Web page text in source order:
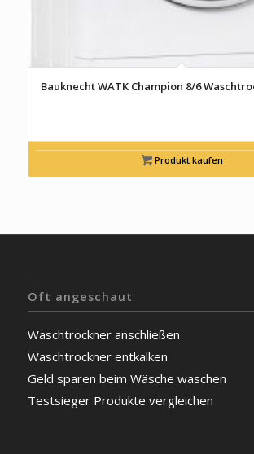
Bauknecht WATK Champion 8/6
Produkt kaufen
Oft angeschaut
Waschtrockner anschließen
Waschtrockner entkalken
Geld sparen beim Wäsche waschen
Testsieger Produkte vergleichen